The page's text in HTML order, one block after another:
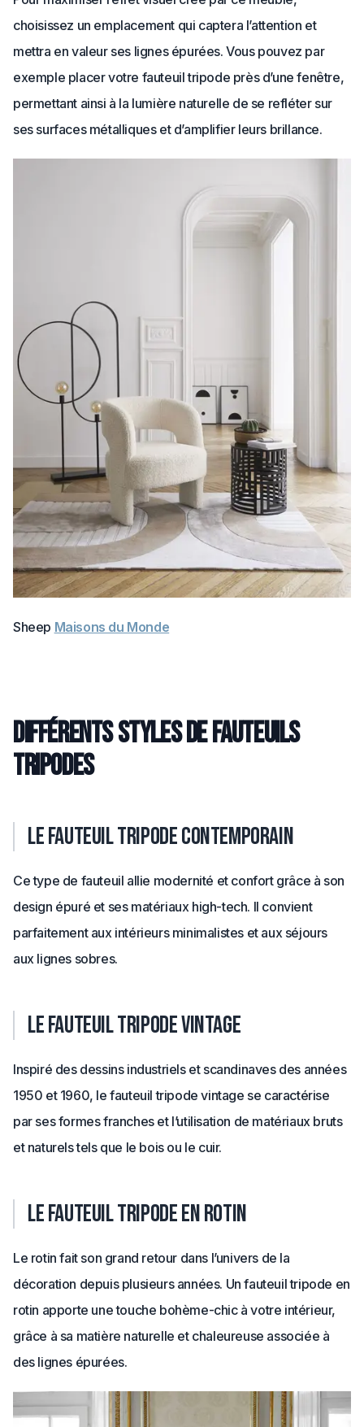
choisissez un emplacement qui captera l’attention et
mettra en valeur ses lignes épurées. Vous pouvez par
exemple placer votre fauteuil tripode près d’une fenêtre,
permettant ainsi à la lumière naturelle de se refléter sur
ses surfaces métalliques et d’amplifier leurs brillance.
Sheep Maisons du Monde
Différents styles de fauteuils
tripodes
Le fauteuil tripode contemporain
Ce type de fauteuil allie modernité et confort grâce à son
design épuré et ses matériaux high-tech. Il convient
parfaitement aux intérieurs minimalistes et aux séjours
aux lignes sobres.
Le fauteuil tripode vintage
Inspiré des dessins industriels et scandinaves des années
1950 et 1960, le fauteuil tripode vintage se caractérise
par ses formes franches et l’utilisation de matériaux bruts
et naturels tels que le bois ou le cuir.
Le fauteuil tripode en rotin
Le rotin fait son grand retour dans l’univers de la
décoration depuis plusieurs années. Un fauteuil tripode en
rotin apporte une touche bohème-chic à votre intérieur,
grâce à sa matière naturelle et chaleureuse associée à
des lignes épurées.